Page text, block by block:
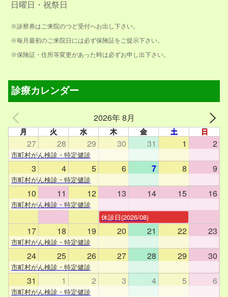
日曜日・祝祭日
※診察券はご来院のつど受付へお出し下さい。
※毎月最初のご来院日には必ず保険証をご提示下さい。
※保険証・住所等変更があった時は必ずお申し出下さい。
診療カレンダー
2026年 8月
月 火 水 木 金 土 日
27 28 29 30 31 1 2
市町村がん検診・特定健診
3 4 5 6 7 8 9
市町村がん検診・特定健診
10 11 12 13 14 15 16
市町村がん検診・特定健診
休診日(2026/08)
17 18 19 20 21 22 23
市町村がん検診・特定健診
24 25 26 27 28 29 30
市町村がん検診・特定健診
31 1 2 3 4 5 6
市町村がん検診・特定健診